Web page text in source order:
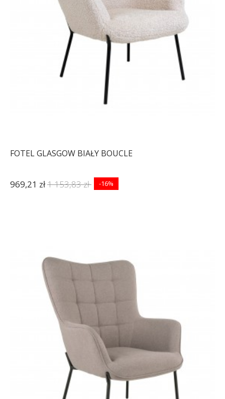
FOTEL GLASGOW BIAŁY BOUCLE
969,21 zł1 153,83 zł -16%